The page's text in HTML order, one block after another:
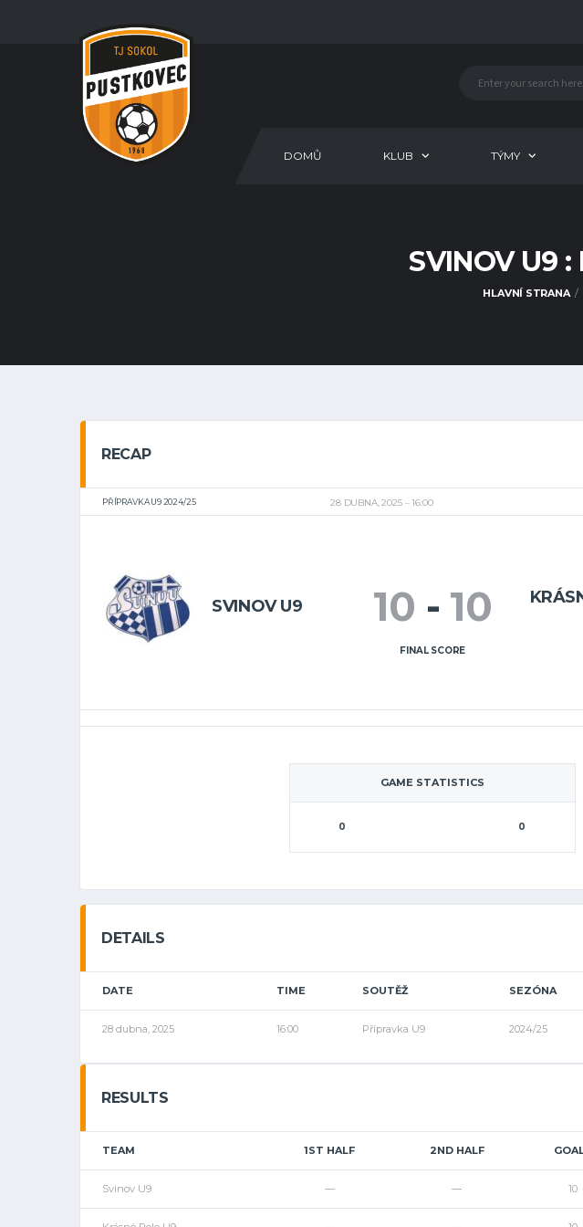
DOMŮ KLUB TÝMY
SVINOV U9 :
HLAVNÍ STRANA
RECAP
PŘÍPRAVKA U9 2024/25 28 DUBNA, 2025 16:00
SVINOV U9 10 - 10
FINAL SCORE
GAME STATISTICS
0 0
DETAILS
DATE TIME SOUTĚŽ SEZÓNA
28 dubna, 2025 16:00 Přípravka U9 2024/25
RESULTS
TEAM 1ST HALF 2ND HALF
Svinov U9 — — 10